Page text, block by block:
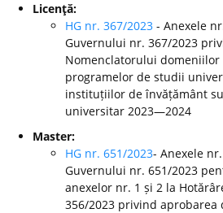
Licenţă:
HG nr. 367/2023 - Anexele
Guvernului nr. 367/2023
Nomenclatorului
programelor de studii
instituțiilor de învățământ
universitar 2023—2024
Master:
HG nr. 651/2023- Anexele
Guvernului nr. 651/2023
anexelor nr. 1 și 2 la
356/2023 privind aprobarea